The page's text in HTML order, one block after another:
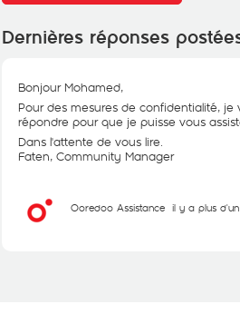
Dernières réponses
Bonjour Mohamed,
Pour des mesures de confidentialité,
répondre pour que je puisse vous
Dans l'attente de vous lire.
Faten, Community Manager
Ooredoo Assistance il y a plus